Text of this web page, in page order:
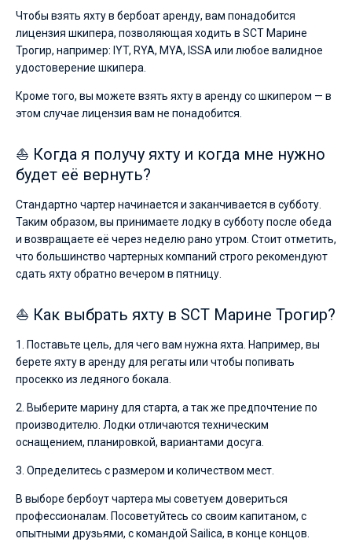
Чтобы взять яхту в бербоат аренду, вам понадобится
лицензия шкипера, позволяющая ходить в SCT Марине
Трогир, например: IYT, RYA, MYA, ISSA или любое валидное
удостоверение шкипера.
Кроме того, вы можете взять яхту в аренду со шкипером — в
этом случае лицензия вам не понадобится.
⛵ Когда я получу яхту и когда мне нужно
будет её вернуть?
Стандартно чартер начинается и заканчивается в субботу.
Таким образом, вы принимаете лодку в субботу после обеда
и возвращаете её через неделю рано утром. Стоит отметить,
что большинство чартерных компаний строго рекомендуют
сдать яхту обратно вечером в пятницу.
⛵ Как выбрать яхту в SCT Марине Трогир?
1. Поставьте цель, для чего вам нужна яхта. Например, вы
берете яхту в аренду для регаты или чтобы попивать
просекко из ледяного бокала.
2. Выберите марину для старта, а так же предпочтение по
производителю. Лодки отличаются техническим
оснащением, планировкой, вариантами досуга.
3. Определитесь с размером и количеством мест.
В выборе бербоут чартера мы советуем довериться
профессионалам. Посоветуйтесь со своим капитаном, с
опытными друзьями, с командой Sailica, в конце концов.